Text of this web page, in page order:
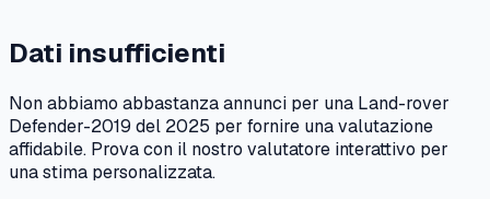
Dati insufficienti
Non abbiamo abbastanza annunci per una Land-rover
Defender-2019 del 2025 per fornire una valutazione
affidabile. Prova con il nostro valutatore interattivo per
una stima personalizzata.